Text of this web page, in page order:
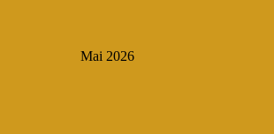
Mai 2026